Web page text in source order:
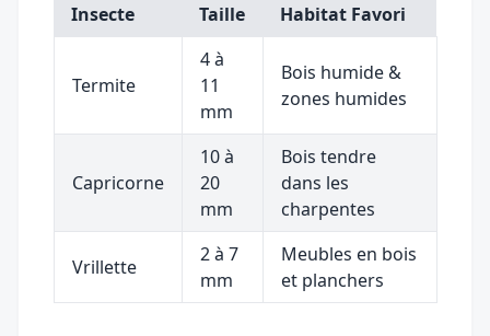
Insecte Taille Habitat Favori
Termite
4 à
11
mm
Bois humide &
zones humides
Capricorne
10 à
20
mm
Bois tendre
dans les
charpentes
Vrillette
2 à 7
mm
Meubles en bois
et planchers